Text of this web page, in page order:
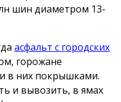
шин диаметром 13-
асфальт с городских
горожане
в них покрышками.
и вывозить, в ямах